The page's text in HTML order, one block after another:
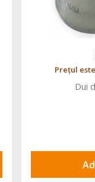
Prețul
Dui